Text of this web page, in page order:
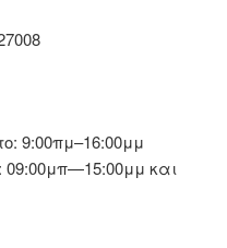
9:00πμ–16:00μμ
και